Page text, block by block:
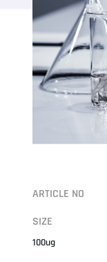
ARTICLE NO
SIZE
100ug